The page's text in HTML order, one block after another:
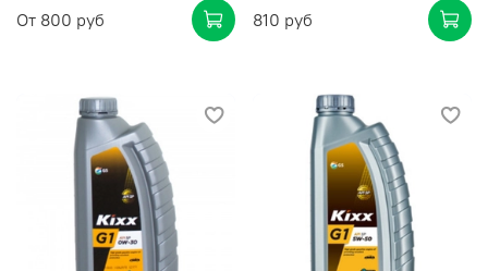
От 800 руб 810 руб